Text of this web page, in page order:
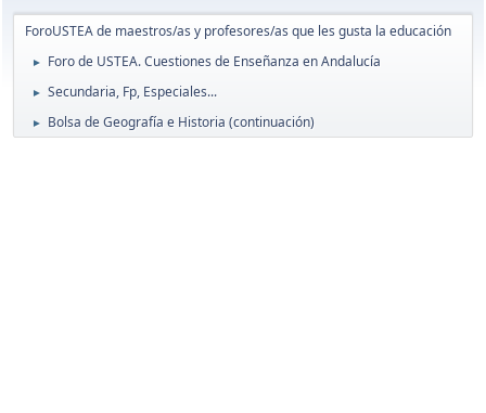
ForoUSTEA de maestros/as y profesores/as que les gusta la educación
► Foro de USTEA. Cuestiones de Enseñanza en Andalucía
► Secundaria, Fp, Especiales...
► Bolsa de Geografía e Historia (continuación)